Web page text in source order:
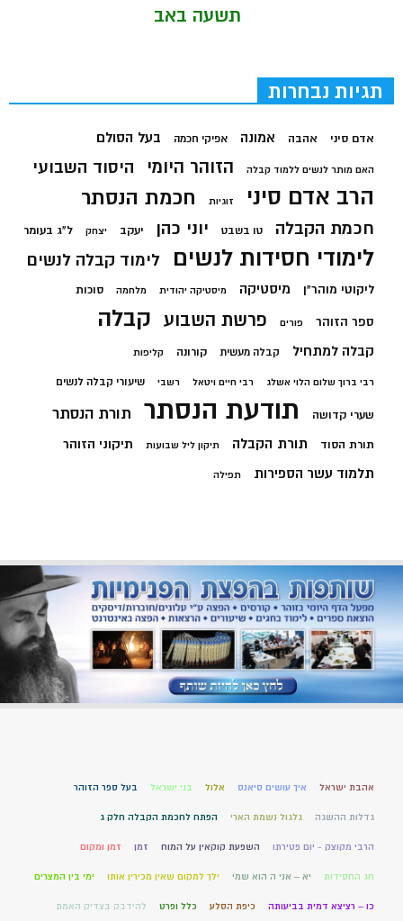
תשעה באב
תגיות נבחרות
אדם סיני אהבה אמונה אפיקי חכמה בעל הסולם
האם מותר לנשים ללמוד קבלה הזוהר היומי היסוד השבועי
הרב אדם סיני זוגיות חכמת הנסתר
חכמת הקבלה טו בשבט יוני כהן יעקב יצחק ל"ג בעומר
לימודי חסידות לנשים לימוד קבלה לנשים
ליקוטי מוהר"ן מיסטיקה מיסטיקה יהודית מלחמה סוכות
ספר הזוהר פורים פרשת השבוע קבלה
קבלה למתחיל קבלה מעשית קורונה קליפות
רבי ברוך שלום הלוי אשלג רבי חיים ויטאל רשבי שיעורי קבלה לנשים
שערי קדושה תודעת הנסתר תורת הנסתר
תורת הסוד תורת הקבלה תיקון ליל שבועות תיקוני הזוהר
תלמוד עשר הספירות תפילה
אהבת ישראל איך עושים סיאנס אלול בני ישראל בעל ספר הזוהר
גדלות ההשגה גלגול נשמת הארי הפתח לחכמת הקבלה חלק ג
הרבי מקוצק - יום פטירתו השפעת קוקאין על המוח זמן זמן ומקום
חג החסידות יא – אני ה הוא שמי ילך למקום שאין מכירין אותו ימי בין המצרים
כו – רציצא דמית בביעותה כיפת הסלע כלל ופרט להידבק בצדיק האמת